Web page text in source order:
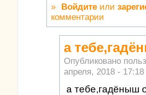
» Войдите или
комментарии
а
Опубликовано
апреля, 2018 - 17:18
а тебе,гадёныш